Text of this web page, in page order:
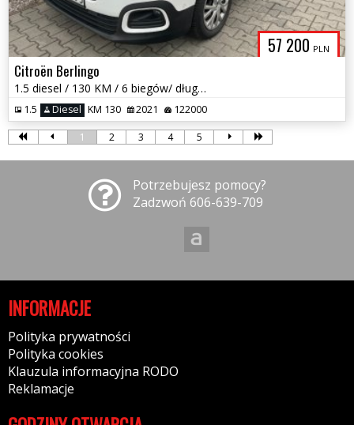
57 200 PLN
Citroën Berlingo
1.5 diesel / 130 KM / 6 biegów/ długi / zarej w PL / zadbany / zamiana
1.5 Diesel KM 130 2021 122000
1 2 3 4 5
Potrzebujesz pomocy?
Zadzwoń 606-639-709
INFORMACJE
Polityka prywatności
Polityka cookies
Klauzula informacyjna RODO
Reklamacje